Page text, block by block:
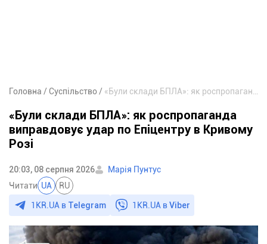
Головна Суспільство «Були склади БПЛА»: як роспропаганда виправдовує удар по Епіцентру в Кривому Розі
«Були склади БПЛА»: як роспропаганда
виправдовує удар по Епіцентру в Кривому
Розі
20:03, 08 серпня 2026
Марія Пунтус
Читати UA RU
1KR.UA в Telegram 1KR.UA вViber